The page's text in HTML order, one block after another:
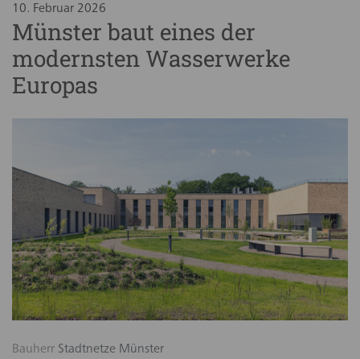
10. Februar 2026
Münster baut eines der
modernsten Wasserwerke
Europas
Bauherr Stadtnetze Münster